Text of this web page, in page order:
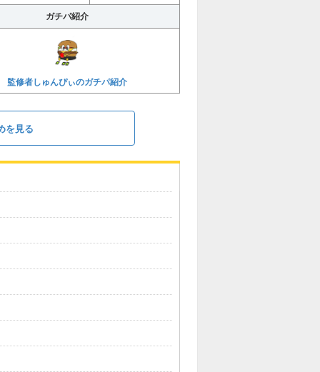
ガチパ紹介
監修者しゅんぴぃのガチパ紹介
を見る